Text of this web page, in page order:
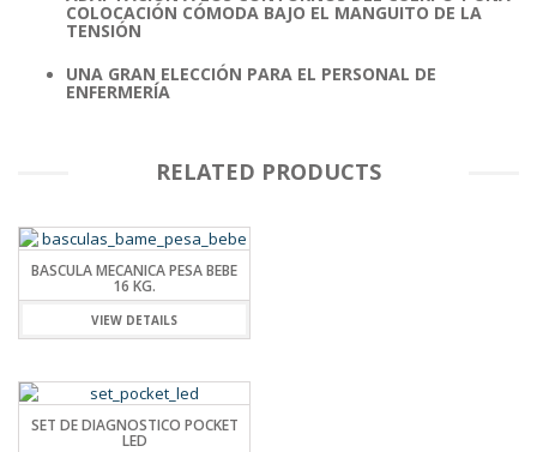
COLOCACIÓN CÓMODA BAJO EL MANGUITO DE LA
TENSIÓN
UNA GRAN ELECCIÓN PARA EL PERSONAL DE
ENFERMERÍA
RELATED PRODUCTS
BASCULA MECANICA PESA BEBE
16 KG.
VIEW DETAILS
SET DE DIAGNOSTICO POCKET
LED